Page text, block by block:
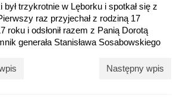
był trzykrotnie w Lęborku i spotkał się z
raz przyjechał z rodziną 17
roku i odsłonił razem z Panią Dorotą
generała Stanisława Sosabowskiego
Następny wpis